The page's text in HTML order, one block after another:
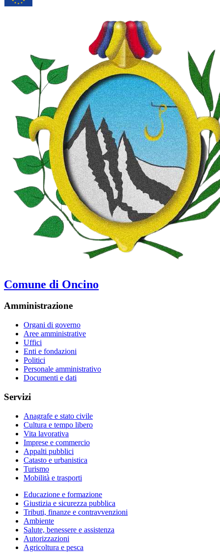
Comune di Oncino
Amministrazione
Organi di governo
Aree amministrative
Uffici
Enti e fondazioni
Politici
Personale amministrativo
Documenti e dati
Servizi
Anagrafe e stato civile
Cultura e tempo libero
Vita lavorativa
Imprese e commercio
Appalti pubblici
Catasto e urbanistica
Turismo
Mobilità e trasporti
Educazione e formazione
Giustizia e sicurezza pubblica
Tributi, finanze e contravvenzioni
Ambiente
Salute, benessere e assistenza
Autorizzazioni
Agricoltura e pesca